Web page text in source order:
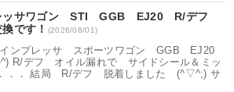
ッサワゴン STI GGB EJ20 R/デフ
です！ (2026/08/01)
ンプレッサ スポーツワゴン GGB EJ20
R/デフ オイル漏れで サイドシール＆ミッ
．． 結局 R/デフ 脱着しました (^▽^;) サ